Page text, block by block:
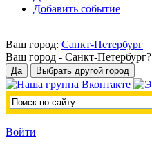
Добавить событие
Ваш город: Санкт-Петербург
Ваш город - Санкт-Петербург?
Войти